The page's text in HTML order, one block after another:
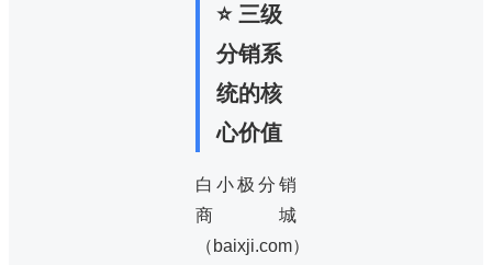
⭐ 三级
分销系
统的核
心价值
白小极分销
商城
（baixji.com）